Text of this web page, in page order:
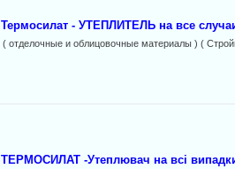
Термосилат - УТЕПЛИТЕЛЬ на все
( отделочные и облицовочные материалы ) (
ТЕРМОСИЛАТ -Утеплювач на всі випадки-